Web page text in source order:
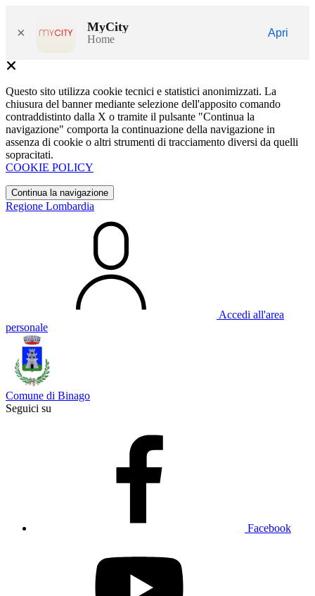
× MyCity
Home
Apri
Questo sito utilizza cookie tecnici e statistici anonimizzati. La
chiusura del banner mediante selezione dell'apposito comando
contraddistinto dalla X o tramite il pulsante "Continua la
navigazione" comporta la continuazione della navigazione in
assenza di cookie o altri strumenti di tracciamento diversi da quelli
sopracitati.
COOKIE POLICY
Continua la navigazione
Regione Lombardia
Accedi all'area
personale
Comune di Binago
Seguici su
Facebook